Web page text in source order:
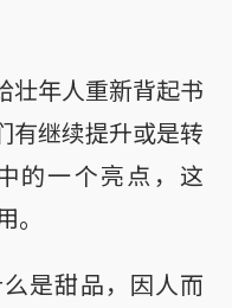
壮年人重新背起书
有继续提升或是转
的一个亮点，这
是甜品，因人而